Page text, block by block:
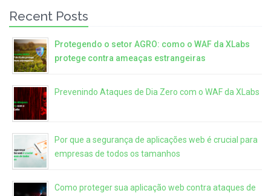
Recent Posts
Protegendo o setor AGRO: como o WAF da XLabs
protege contra ameaças estrangeiras
Prevenindo Ataques de Dia Zero com o WAF da XLabs
Por que a segurança de aplicações web é crucial para
empresas de todos os tamanhos
Como proteger sua aplicação web contra ataques de